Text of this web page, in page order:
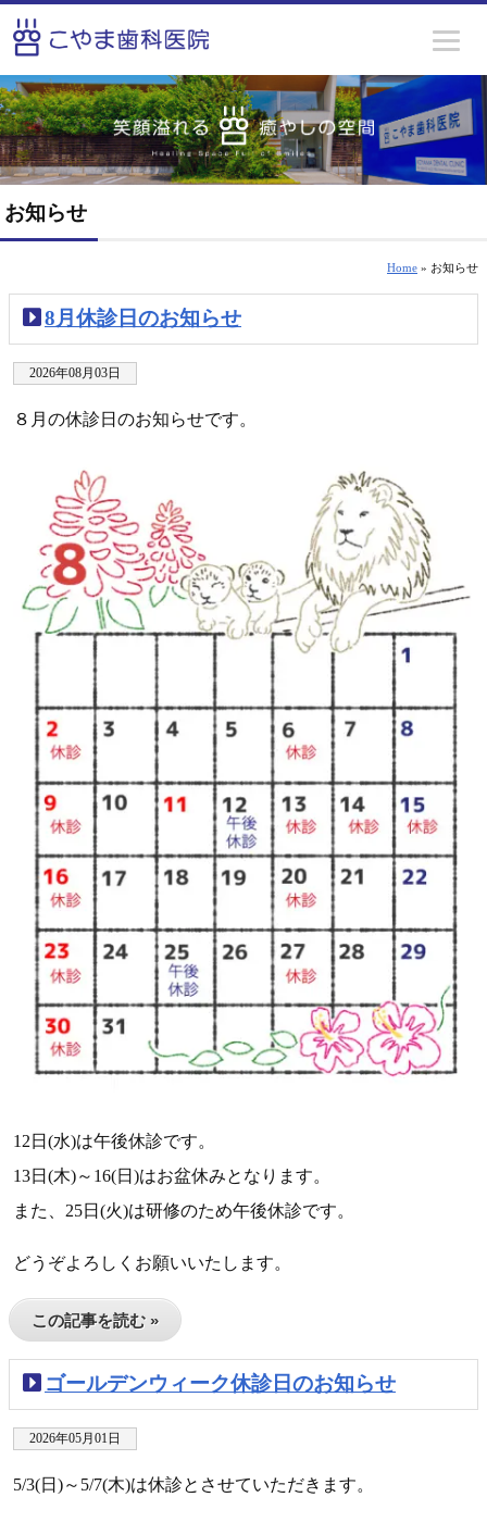
お知らせ
Home » お知らせ
8月休診日のお知らせ
2026年08月03日
８月の休診日のお知らせです。
12日(水)は午後休診です。
13日(木)～16(日)はお盆休みとなります。
また、25日(火)は研修のため午後休診です。
どうぞよろしくお願いいたします。
この記事を読む »
ゴールデンウィーク休診日のお知らせ
2026年05月01日
5/3(日)～5/7(木)は休診とさせていただきます。